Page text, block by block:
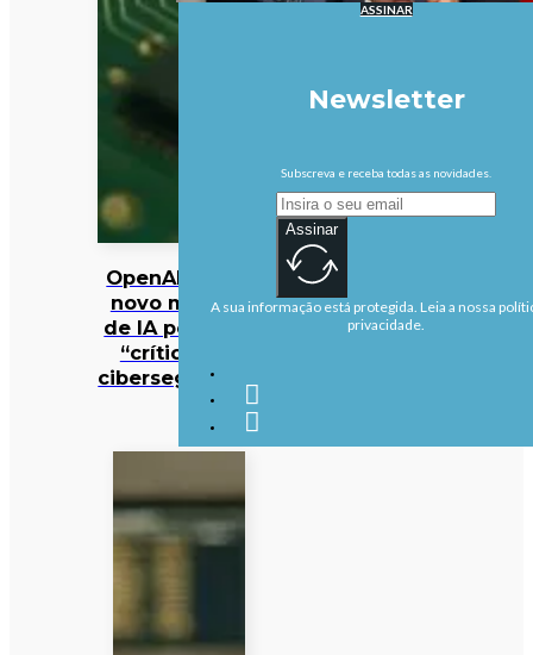
OpenAI pausa
novo modelo
de IA por risco
“crítico” de
cibersegurança
ASSINAR
Newsletter
Subscreva e receba todas as novidades.
Assinar
A sua informação está protegida. Leia a nossa
privacidade.